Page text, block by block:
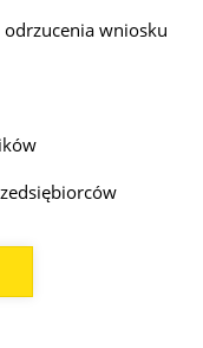
wniosku